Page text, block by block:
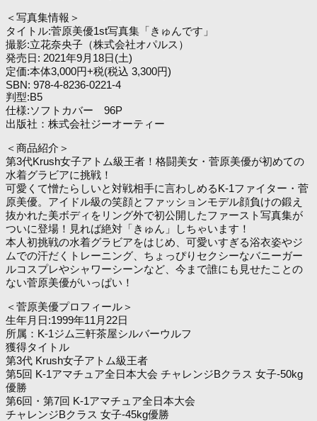
＜写真集情報＞
タイトル:菅原美優1st写真集「きゅんです」
撮影:立花奈央子（株式会社オパルス）
発売日: 2021年9月18日(土)
定価:本体3,000円+税(税込 3,300円)
SBN: 978-4-8236-0221-4
判型:B5
仕様:ソフトカバー 96P
出版社：株式会社ジーオーティー
＜商品紹介＞
第3代Krush女子アトム級王者！格闘美女・菅原美優が初めての
水着グラビアに挑戦！
可愛くて憎たらしいと対戦相手に言わしめるK-1ファイター・菅
原美優。アイドル級の笑顔とファッションモデル顔負けの鍛え
抜かれた美ボディをリング外で初公開したファースト写真集が
ついに登場！見れば絶対「きゅん」しちゃいます！
本人初挑戦の水着グラビアをはじめ、可愛いすぎる浴衣姿やジ
ムでの汗だくトレーニング、ちょっぴりセクシーなバニーガー
ルコスプレやシャワーシーンなど、今まで誰にも見せたことの
ない菅原美優がいっぱい！
＜菅原美優プロフィール＞
生年月日:1999年11月22日
所属：K-1ジム三軒茶屋シルバーウルフ
獲得タイトル
第3代 Krush女子アトム級王者
第5回 K-1アマチュア全日本大会 チャレンジBクラス 女子-50kg
優勝
第6回・第7回 K-1アマチュア全日本大会
チャレンジBクラス 女子-45kg優勝